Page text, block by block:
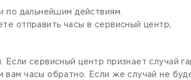
по дальнейшим действиям.
отправить часы в сервисный центр,
сервисный центр признает случай
часы обратно. Если же случай не